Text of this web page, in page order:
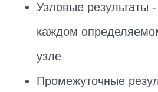
Узловые результаты
каждом
узле
Промежуточные